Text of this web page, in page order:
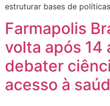
estruturar bases de
Farmapolis
volta após 14
debater
acesso à